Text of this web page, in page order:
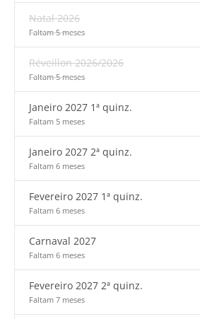
Natal 2026
Faltam 5 meses
Réveillon 2026/2026
Faltam 5 meses
Janeiro 2027 1ª quinz.
Faltam 5 meses
Janeiro 2027 2ª quinz.
Faltam 6 meses
Fevereiro 2027 1ª quinz.
Faltam 6 meses
Carnaval 2027
Faltam 6 meses
Fevereiro 2027 2ª quinz.
Faltam 7 meses